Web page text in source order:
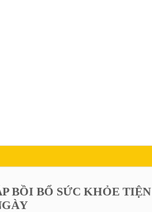
BỒI BỔ SỨC KHỎE